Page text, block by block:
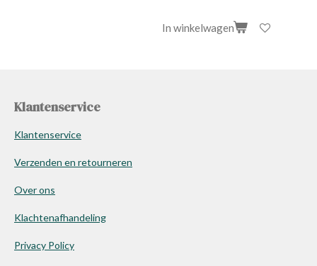
In winkelwagen
Klantenservice
Klantenservice
Verzenden en retourneren
Over ons
Klachtenafhandeling
Privacy Policy